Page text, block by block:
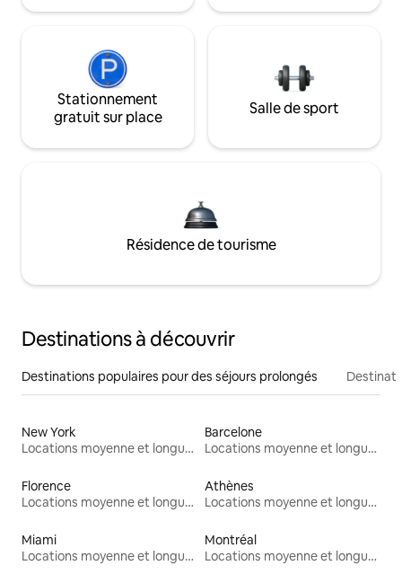
Stationnement
gratuit sur place
Salle de sport
Résidence de tourisme
Destinations à découvrir
Destinations populaires pour des séjours prolongés
New York
Locations moyenne et longue durée
Barcelone
Locations moyenne et longue durée
Florence
Locations moyenne et longue durée
Athènes
Locations moyenne et longue durée
Miami
Locations moyenne et longue durée
Montréal
Locations moyenne et longue durée